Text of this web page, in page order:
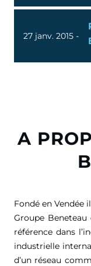
27 janv. 2015 -
A
Fondé en Vendée
Groupe
référence dans
industrielle
d’un réseau